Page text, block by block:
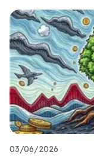
03/06/2026